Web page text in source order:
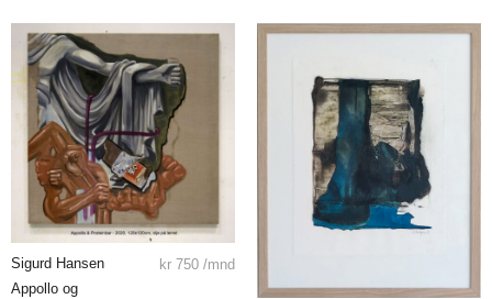
Sigurd Hansen
Appollo og
kr 750 /mnd